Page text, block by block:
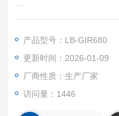
LB-GIR680型VOCS气体
图像方式实时、直观定位
Cs天然气管道和设备远距离
产品型号：LB-GIR680
更新时间：2026-01-09
厂商性质：生产厂家
访问量：1446